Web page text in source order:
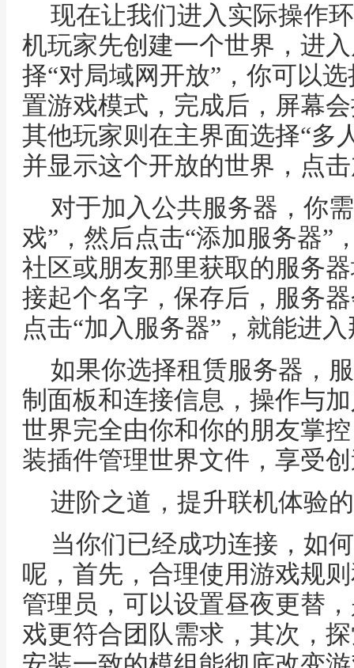
现在让我们进入实际操作
机玩家先创建一个世界，进
择“对局域网开放”，你可以
置游戏模式，完成后，屏幕
其他玩家则在主界面选择“多
并显示这个开放的世界，点
对于加入公共服务器，你
戏”，然后点击“添加服务器”
社区或朋友那里获取的服务
接起个名字，保存后，服务
点击“加入服务器”，就能进
如果你选择租赁服务器，
制面板和连接信息，操作与
世界完全由你和你的朋友掌
装插件管理世界文件，享受
进阶之道，提升联机体验
当你们已经成功连接，如
呢，首先，合理使用游戏规
管理员，可以设置昼夜更替
戏更符合团队需求，其次，